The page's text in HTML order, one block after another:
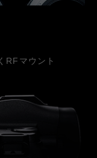
RFマウント